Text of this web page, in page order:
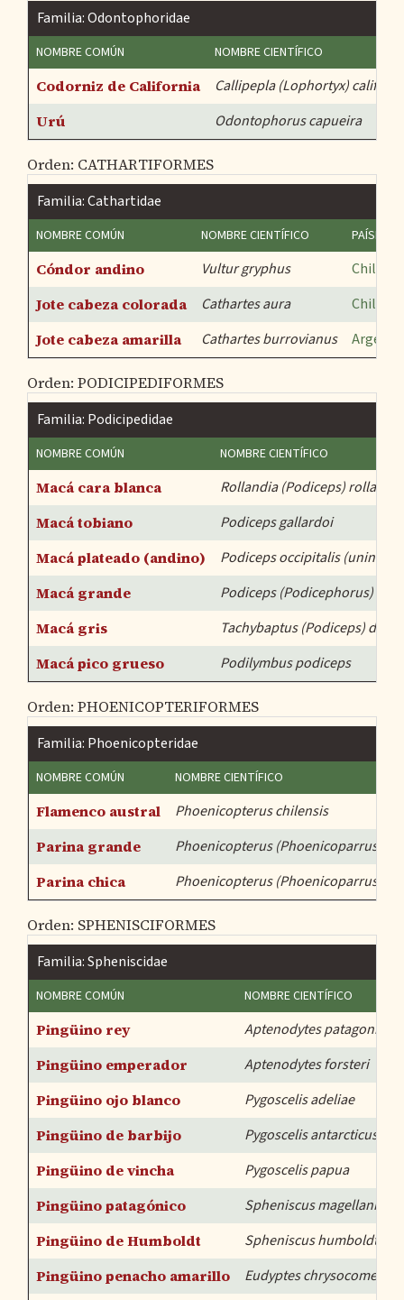
Familia: Odontophoridae
NOMBRE COMÚN NOMBRE CIENTÍFICO
Codorniz de California
Callipepla (Lophortyx)
Urú
Odontophorus capueira
Orden: CATHARTIFORMES
Familia: Cathartidae
NOMBRE COMÚN NOMBRE CIENTÍFICO PAÍSES
Cóndor andino Vultur gryphus Chile
Jote cabeza colorada
Cathartes aura Chile
Jote cabeza amarilla
Cathartes burrovianus
Orden: PODICIPEDIFORMES
Familia: Podicipedidae
NOMBRE COMÚN NOMBRE CIENTÍFICO
Macá cara blanca
Rollandia (Podiceps) rolland
Macá tobiano
Podiceps gallardoi
Macá plateado (andino)
Podiceps occipitalis
Macá grande
Podiceps (Podicephorus)
Macá gris
Tachybaptus (Podiceps)
Macá pico grueso
Podilymbus podiceps
Orden: PHOENICOPTERIFORMES
Familia: Phoenicopteridae
NOMBRE COMÚN NOMBRE CIENTÍFICO
Flamenco austral
Phoenicopterus chilensis
Parina grande
Phoenicopterus (Phoenicoparrus)
Parina chica
Phoenicopterus (Phoenicoparrus)
Orden: SPHENISCIFORMES
Familia: Spheniscidae
NOMBRE COMÚN NOMBRE CIENTÍFICO
Pingüino rey
Aptenodytes patagonicus
Pingüino emperador
Aptenodytes forsteri
Pingüino ojo blanco
Pygoscelis adeliae
Pingüino de barbijo
Pygoscelis antarcticus
Pingüino de vincha
Pygoscelis papua
Pingüino patagónico
Spheniscus magellanicus
Pingüino de Humboldt
Spheniscus humboldti
Pingüino penacho amarillo
Eudyptes chrysocome